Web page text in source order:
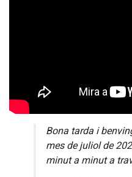
Bona tarda i
mes de juliol de
minut a minut a